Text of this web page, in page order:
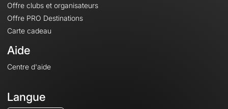
Offre clubs et organisateurs
Offre PRO Destinations
Carte cadeau
Aide
Centre d'aide
Langue